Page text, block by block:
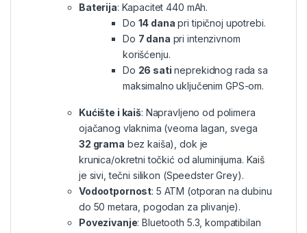
Baterija: Kapacitet 440 mAh.
Do 14 dana pri tipičnoj upotrebi.
Do 7 dana pri intenzivnom
korišćenju.
Do 26 sati neprekidnog rada sa
maksimalno uključenim GPS-om.
Kućište i kaiš: Napravljeno od polimera
ojačanog vlaknima (veoma lagan, svega
32 grama bez kaiša), dok je
krunica/okretni točkić od aluminijuma. Kaiš
je sivi, tečni silikon (Speedster Grey).
Vodootpornost: 5 ATM (otporan na dubinu
do 50 metara, pogodan za plivanje).
Povezivanje: Bluetooth 5.3, kompatibilan